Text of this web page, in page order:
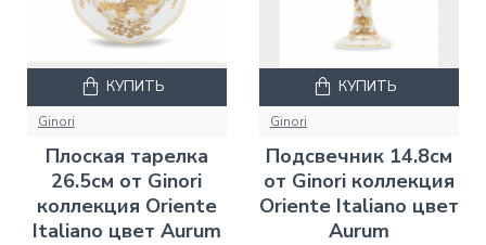
Ginori
Плоская тарелка
26.5см от Ginori
коллекция Oriente
Italiano цвет Aurum
КУПИТЬ
Ginori
Подсвечник 14.8см
от Ginori коллекция
Oriente Italiano цвет
Aurum
КУПИТЬ